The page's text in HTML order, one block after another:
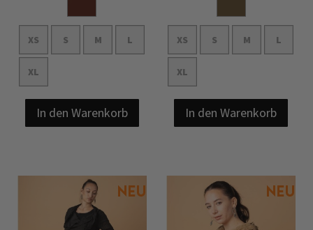
XS S M L
XL
In den Warenkorb
XS S M L
XL
In den Warenkorb